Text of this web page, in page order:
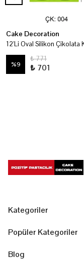
Cake Decoration
%9
₺ 771
₺ 701
Kategoriler
Popüler Kategoriler
Blog